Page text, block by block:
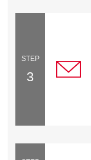
STEP
3